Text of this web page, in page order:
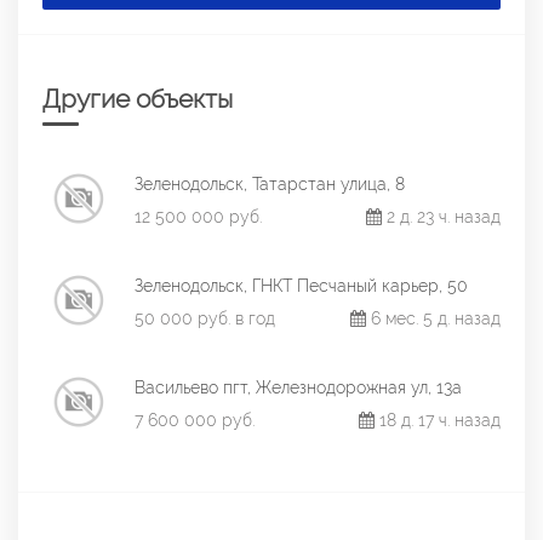
Другие объекты
Зеленодольск, Татарстан улица, 8
12 500 000 руб.
2 д. 23 ч. назад
Зеленодольск, ГНКТ Песчаный карьер, 50
50 000 руб. в год
6 мес. 5 д. назад
Васильево пгт, Железнодорожная ул, 13а
7 600 000 руб.
18 д. 17 ч. назад